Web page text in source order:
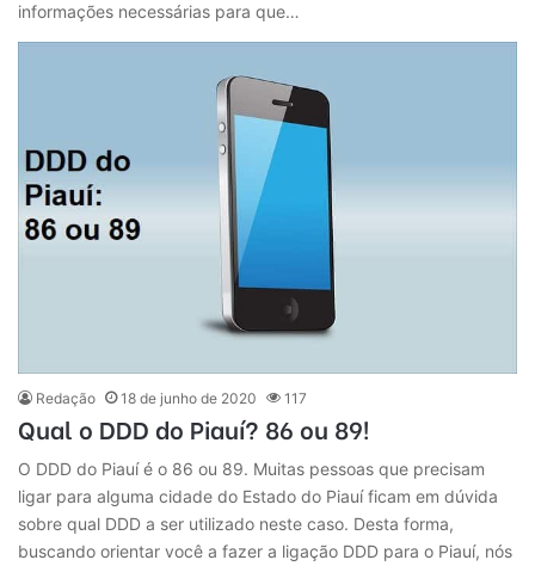
informações necessárias para que…
Redação 18 de junho de 2020 117
Qual o DDD do Piauí? 86 ou 89!
O DDD do Piauí é o 86 ou 89. Muitas pessoas que precisam
ligar para alguma cidade do Estado do Piauí ficam em dúvida
sobre qual DDD a ser utilizado neste caso. Desta forma,
buscando orientar você a fazer a ligação DDD para o Piauí, nós